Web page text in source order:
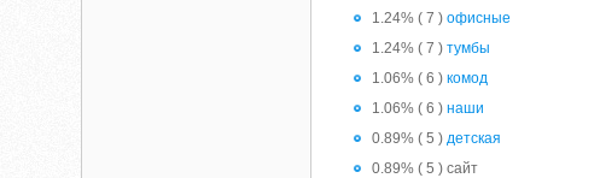
1.24% ( 7 )офисные
1.24% ( 7 )тумбы
1.06% ( 6 )комод
1.06% ( 6 )наши
0.89% ( 5 )детская
0.89% ( 5 ) сайт